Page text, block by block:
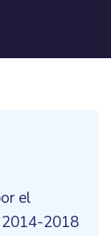
el
2018